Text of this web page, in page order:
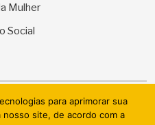
Mulher
Social
Social do Comércio. Todos os
para aprimorar sua
nosso site, de acordo com a